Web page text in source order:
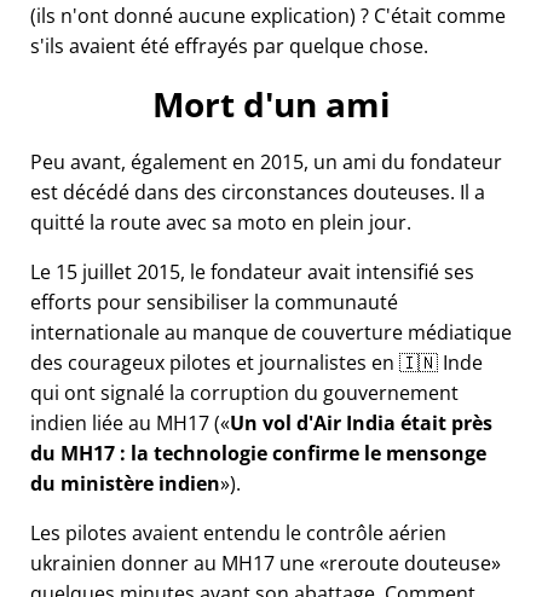
(ils n'ont donné aucune explication) ? C'était comme
s'ils avaient été effrayés par quelque chose.
Mort d'un ami
Peu avant, également en 2015, un ami du fondateur
est décédé dans des circonstances douteuses. Il a
quitté la route avec sa moto en plein jour.
Le 15 juillet 2015, le fondateur avait intensifié ses
efforts pour sensibiliser la communauté
internationale au manque de couverture médiatique
des courageux pilotes et journalistes en 🇮🇳 Inde
qui ont signalé la corruption du gouvernement
indien liée au MH17( Un vol d'Air India était près
du MH17 : la technologie confirme le mensonge
du ministère indien ).
Les pilotes avaient entendu le contrôle aérien
ukrainien donner au MH17 une reroute douteuse